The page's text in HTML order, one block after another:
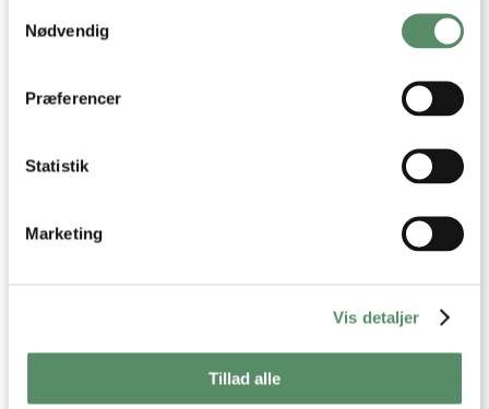
Indsamle præcise oplysninger om din placering,
der kan være nøjagtig inden for få meter
Identificere din enhed baseret på en scanning af
Nødvendig
Præferencer
Statistik
Marketing
Vis detaljer
Tillad alle
Hejsa
opskrifter, og vælger næsten altid dine når vi søger på nye
ting og du kommer op, for det ved vi bare altid er godt ?
Jeg har lige et spørgsmål angående de der stål ting, som er
på bunden af pallen. Har du skåret dem af eller bukket dem
fliser, men de er meget i vejen når det er på fliserne☺️